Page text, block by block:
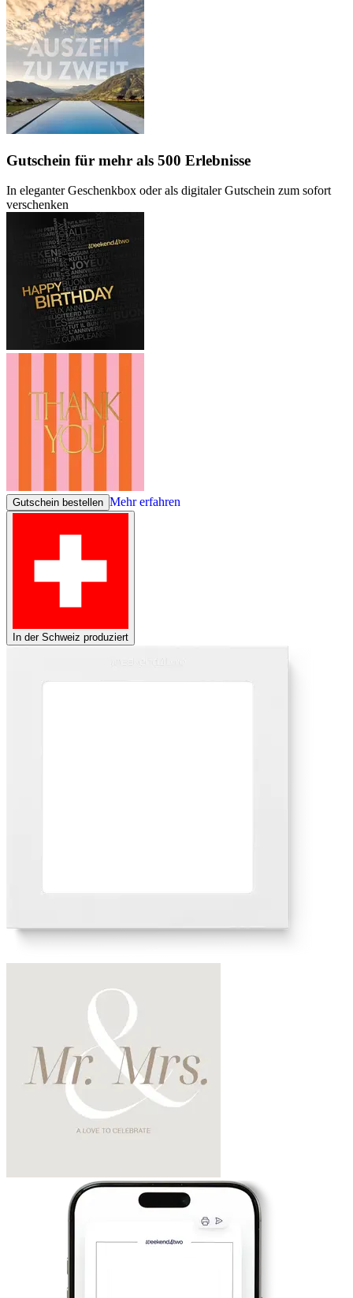
Gutschein für mehr als 500 Erlebnisse
In eleganter Geschenkbox oder als digitaler Gutschein zum sofort
verschenken
Gutschein bestellen Mehr erfahren
In der Schweiz produziert